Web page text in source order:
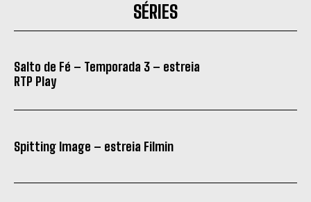
SÉRIES
Salto de Fé – Temporada 3 – estreia
RTP Play
Spitting Image – estreia Filmin